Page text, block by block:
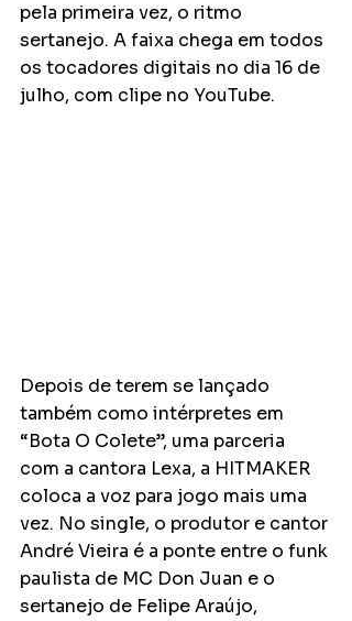
pela primeira vez, o ritmo
sertanejo. A faixa chega em todos
os tocadores digitais no dia 16 de
julho, com clipe no YouTube.
Depois de terem se lançado
também como intérpretes em
“Bota O Colete”, uma parceria
com a cantora Lexa, a HITMAKER
coloca a voz para jogo mais uma
vez. No single, o produtor e cantor
André Vieira é a ponte entre o funk
paulista de MC Don Juan e o
sertanejo de Felipe Araújo,